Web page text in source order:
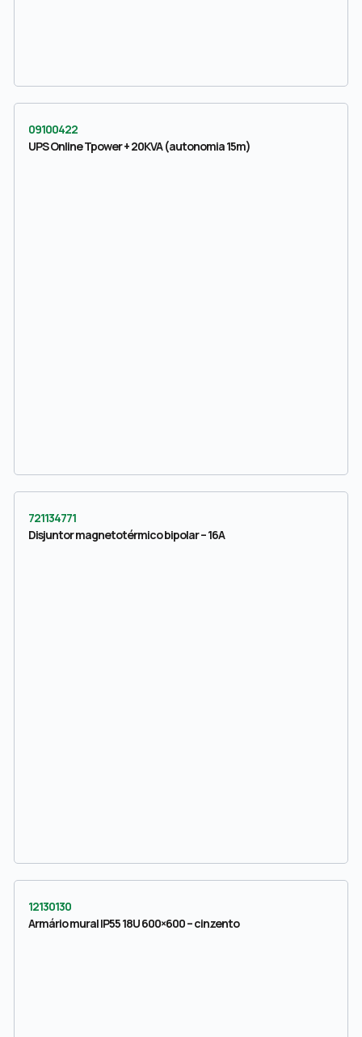
09100422
UPS Online Tpower + 20KVA (autonomia 15m)
721134771
Disjuntor magnetotérmico bipolar – 16A
12130130
Armário mural IP55 18U 600×600 – cinzento